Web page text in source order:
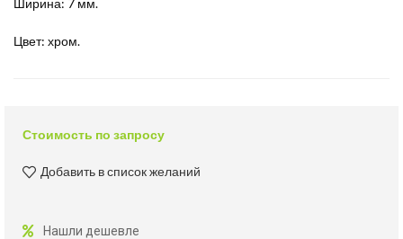
Ширина: 7 мм.
Цвет: хром.
Стоимость по запросу
Добавить в список желаний
Нашли дешевле